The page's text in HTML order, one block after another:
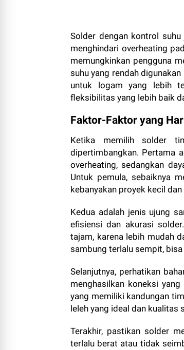
Solder dengan kontrol
menghindari overheating
memungkinkan pengguna
suhu yang rendah
untuk logam yang lebih
fleksibilitas yang lebih baik
Faktor-Faktor yang
Ketika memilih solder
dipertimbangkan. Pertama
overheating, sedangkan
Untuk pemula, sebaiknya
kebanyakan proyek kecil
Kedua adalah jenis ujung
efisiensi dan akurasi
tajam, karena lebih mudah
sambung terlalu sempit,
Selanjutnya, perhatikan
menghasilkan koneksi
yang memiliki kandungan
leleh yang ideal dan kualitas
Terakhir, pastikan solder
terlalu berat atau tidak